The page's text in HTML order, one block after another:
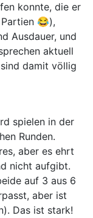
konnte, die er
😂),
Ausdauer, und
aktuell
damit völlig
spielen in der
Runden.
aber es ehrt
nicht aufgibt.
auf 3 aus 6
aber ist
Das ist stark!